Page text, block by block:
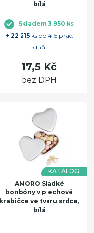
bílá
Skladem 3 950 ks
+ 22 215ks do 4-5 prac.
dnů
17,5 Kč
bez DPH
KATALOG
AMORO Sladké
bonbóny v plechové
krabičce ve tvaru srdce,
bílá